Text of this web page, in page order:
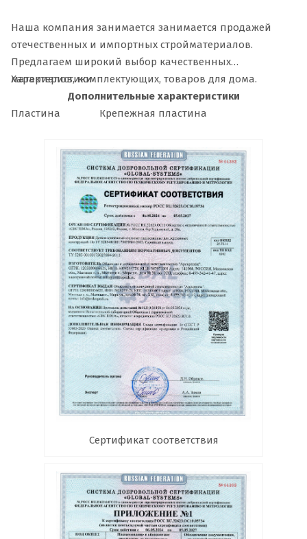
Наша компания занимается занимается продажей
отечественных и импортных стройматериалов.
Предлагаем широкий выбор качественных
материалов, комплектующих, товаров для дома.
Характеристики
Дополнительные характеристики
Пластина
Крепежная пластина
Сертификат соответствия